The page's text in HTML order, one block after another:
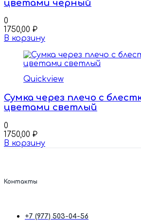
цветами черный
0
1750,00 ₽
В корзину
Quickview
Сумка через плечо с
цветами светлый
0
1750,00 ₽
В корзину
Контакты
+7 (977) 503-04-56